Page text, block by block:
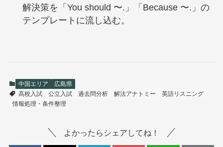
解決策を「You should 〜.」「Because 〜.」の
テンプレートに流し込む。
中国エリア
広島県
高校入試
公立入試 過去問分析 解法アナトミー
英語リスニング
情報処理・条件整理
よかったらシェアしてね！